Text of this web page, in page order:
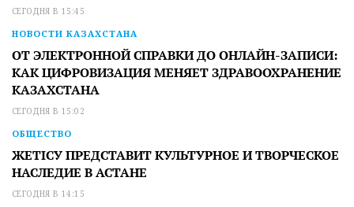
СЕГОДНЯ В 15:45
НОВОСТИ КАЗАХСТАНА
ОТ ЭЛЕКТРОННОЙ СПРАВКИ ДО ОНЛАЙН-ЗАПИСИ:
КАК ЦИФРОВИЗАЦИЯ МЕНЯЕТ ЗДРАВООХРАНЕНИЕ
КАЗАХСТАНА
СЕГОДНЯ В 15:02
ОБЩЕСТВО
ЖЕТІСУ ПРЕДСТАВИТ КУЛЬТУРНОЕ И ТВОРЧЕСКОЕ
НАСЛЕДИЕ В АСТАНЕ
СЕГОДНЯ В 14:15